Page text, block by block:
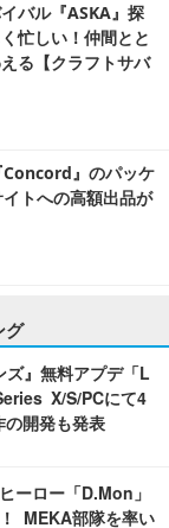
バル『ASKA』探
忙しい！仲間とと
る【クラフトサバ
Concord』のパッケ
トへの高額出品が
グ
』無料アプデ「L
X/S/PCにて4
開発も発表
ーロー「D.Mon」
MEKA部隊を率い